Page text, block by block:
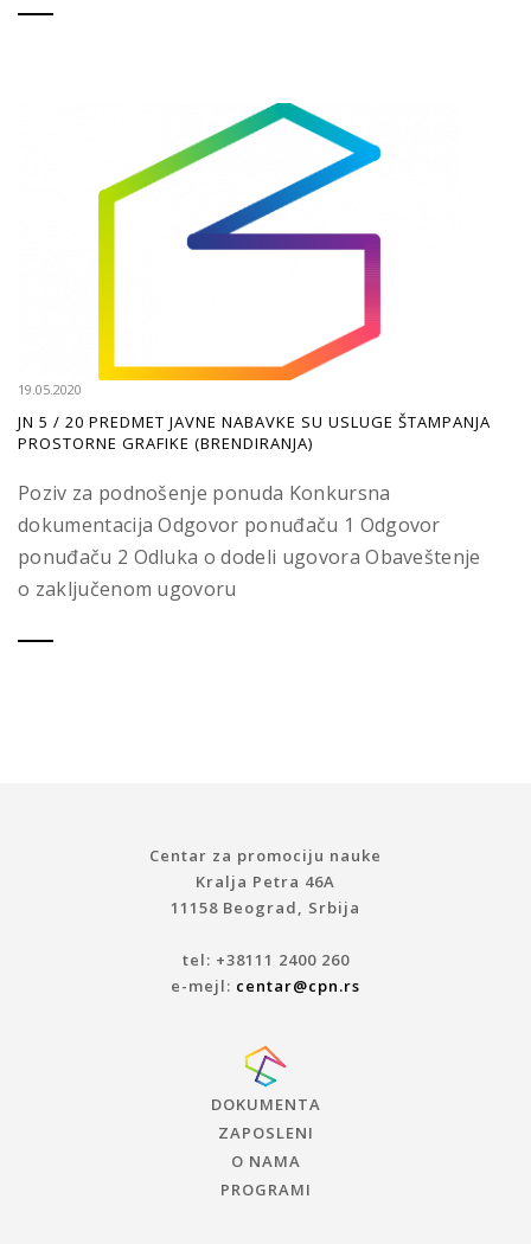
19.05.2020
JN 5 / 20 PREDMET JAVNE NABAVKE SU USLUGE ŠTAMPANJA
PROSTORNE GRAFIKE (BRENDIRANJA)
Poziv za podnošenje ponuda Konkursna
dokumentacija Odgovor ponuđaču 1 Odgovor
ponuđaču 2 Odluka o dodeli ugovora Obaveštenje
o zaključenom ugovoru
Centar za promociju nauke
Kralja Petra 46A
11158 Beograd, Srbija
tel: +38111 2400 260
e-mejl: centar@cpn.rs
DOKUMENTA
ZAPOSLENI
O NAMA
PROGRAMI